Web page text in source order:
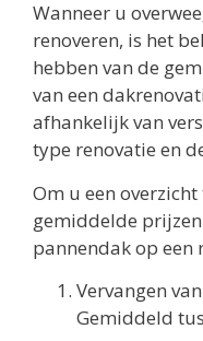
Wanneer u
renoveren, is het
hebben van de
van een
afhankelijk van
type renovatie en
Om u een
gemiddelde
pannendak op een
Vervangen
Gemiddeld